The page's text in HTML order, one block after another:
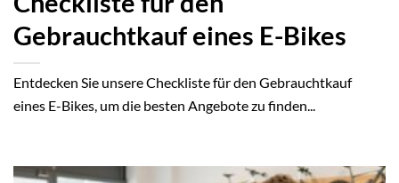
Gebrauchtkauf eines E-Bikes
Entdecken Sie unsere Checkliste für den Gebrauchtkauf
eines E-Bikes, um die besten Angebote zu finden...